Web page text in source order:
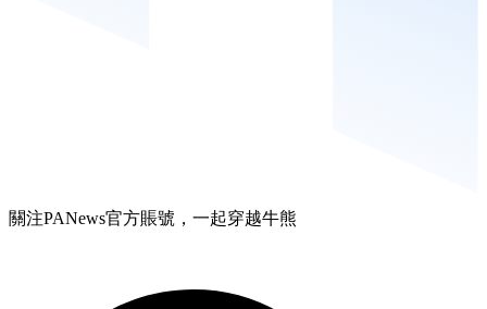
關注PANews官方賬號，一起穿越牛熊